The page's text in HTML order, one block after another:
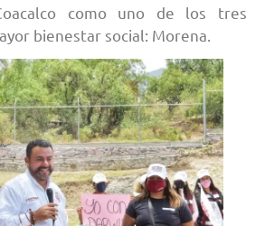
como uno de los tres
bienestar social: Morena.